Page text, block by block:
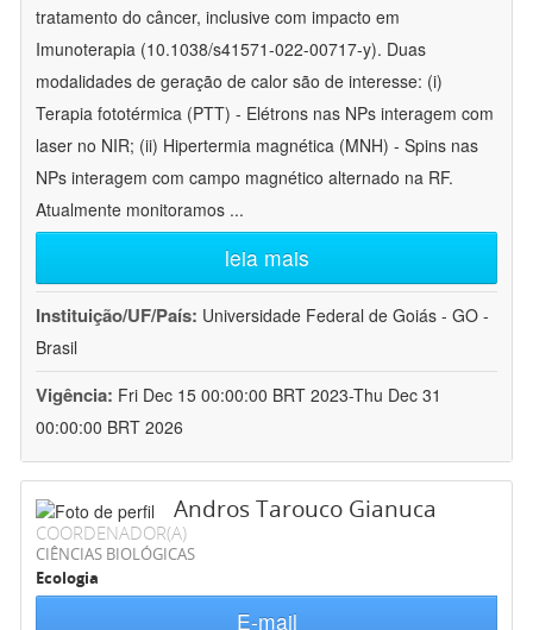
tratamento do câncer, inclusive com impacto em
Imunoterapia (10.1038/s41571-022-00717-y). Duas
modalidades de geração de calor são de interesse: (i)
Terapia fototérmica (PTT) - Elétrons nas NPs interagem com
laser no NIR; (ii) Hipertermia magnética (MNH) - Spins nas
NPs interagem com campo magnético alternado na RF.
Atualmente monitoramos ...
leia mais
Instituição/UF/País: Universidade Federal de Goiás - GO -
Brasil
Vigência: Fri Dec 15 00:00:00 BRT 2023-Thu Dec 31
00:00:00 BRT 2026
Andros Tarouco Gianuca
COORDENADOR(A)
CIÊNCIAS BIOLÓGICAS
Ecologia
E-mail